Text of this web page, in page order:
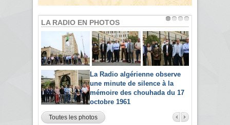
LA RADIO EN PHOTOS
La Radio algérienne observe
une minute de silence à la
mémoire des chouhada du 17
octobre 1961
Toutes les photos